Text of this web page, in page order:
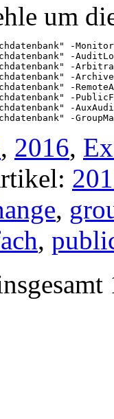
um
-
-
-
-Archive
-
-
-
, 2016,
,
,